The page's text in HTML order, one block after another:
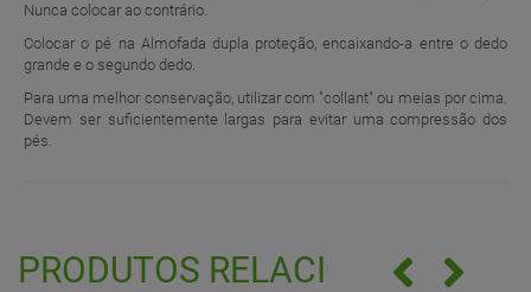
Nunca colocar ao contrário.
Colocar o pé na Almofada dupla proteção, encaixando-a entre o dedo
grande e o segundo dedo.
Para uma melhor conservação, utilizar com "collant" ou meias por cima.
Devem ser suficientemente largas para evitar uma compressão dos
pés.
PRODUTOS RELACIONADOS